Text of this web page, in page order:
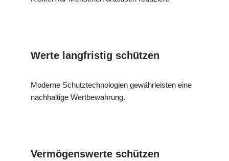
Werte langfristig schützen
Moderne Schutztechnologien gewährleisten eine
nachhaltige Wertbewahrung.
Vermögenswerte schützen